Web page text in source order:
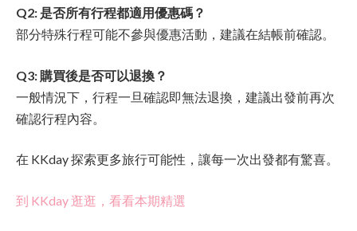
Q2: 是否所有行程都適用優惠碼？
部分特殊行程可能不參與優惠活動，建議在結帳前確認。
Q3: 購買後是否可以退換？
一般情況下，行程一旦確認即無法退換，建議出發前再次
確認行程內容。
在 KKday 探索更多旅行可能性，讓每一次出發都有驚喜。
到 KKday 逛逛，看看本期精選